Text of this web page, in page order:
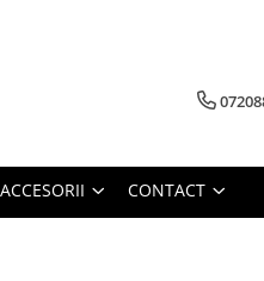
ACCESORII CONTACT